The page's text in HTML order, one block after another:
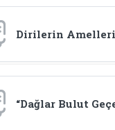
Dirilerin
“Dağlar Bulut